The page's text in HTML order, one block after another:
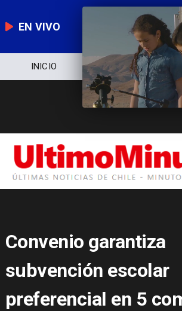
EN VIVO
NOTICIERO POLÍTICA
Convenio garantiza
subvención escolar
preferencial en 5